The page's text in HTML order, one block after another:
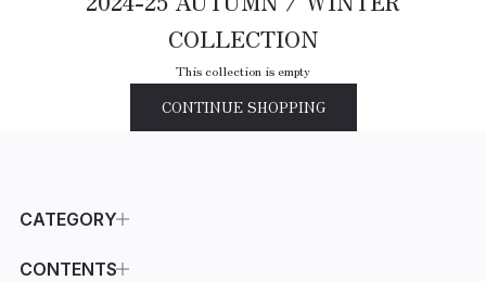
COLLECTION
This collection is empty
CONTINUE SHOPPING
CATEGORY
CONTENTS